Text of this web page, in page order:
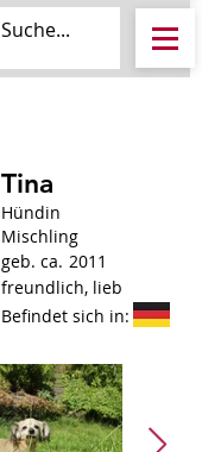
Tina
Hündin
Mischling
geb. ca. 2011
freundlich, lieb
Befindet sich in: